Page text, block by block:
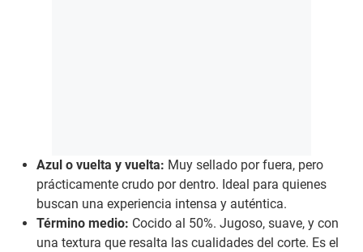
Azul o vuelta y vuelta: Muy sellado por fuera, pero
prácticamente crudo por dentro. Ideal para quienes
buscan una experiencia intensa y auténtica.
Término medio: Cocido al 50%. Jugoso, suave, y con
una textura que resalta las cualidades del corte. Es el